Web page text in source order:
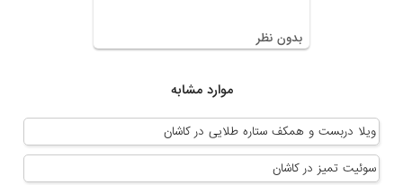
بدون نظر
موارد مشابه
ویلا دربست و همکف ستاره طلایی در کاشان
سوئیت تمیز در کاشان